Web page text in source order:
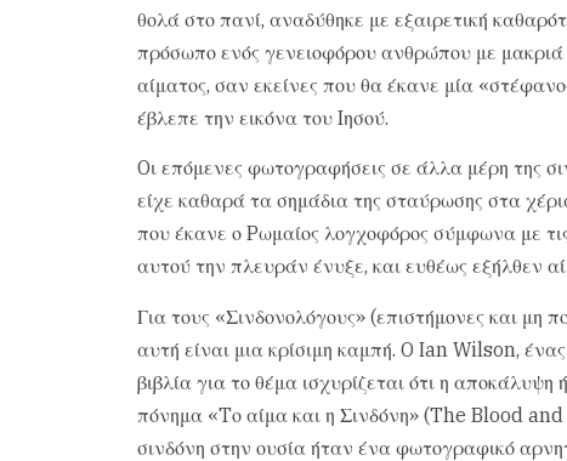
θολά στο πανί, αναδύθηκε με εξαιρετική
πρόσωπο ενός γενειοφόρου ανθρώπου με
αίματος, σαν εκείνες που θα έκανε μία
έβλεπε την εικόνα του Iησού.
Oι επόμενες φωτογραφήσεις σε άλλα μέρη της
είχε καθαρά τα σημάδια της σταύρωσης στα
που έκανε ο Pωμαίος λογχοφόρος σύμφωνα με
αυτού την πλευράν ένυξε, και ευθέως εξήλθεν
Για τους «Σινδονολόγους» (επιστήμονες και μη
αυτή είναι μια κρίσιμη καμπή. O Ian Wilson,
βιβλία για το θέμα ισχυρίζεται ότι η
πόνημα «Tο αίμα και η Σινδόνη» (The Blood
σινδόνη στην ουσία ήταν ένα φωτογραφικό